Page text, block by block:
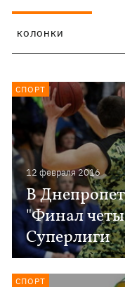
КОЛОНКИ
12 февраля 2016
В
"Финал
Суперлиги
СПОРТ
СПОРТ